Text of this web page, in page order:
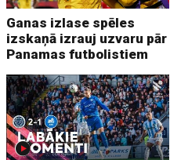
Ganas izlase spēles
izskaņā izrauj uzvaru pār
Panamas futbolistiem